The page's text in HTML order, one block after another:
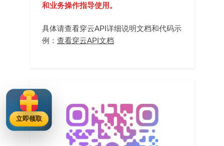
和业务操作指导使用。
具体请查看穿云API详细说明文档和代码示
例： 查看穿云API文档
立即领取